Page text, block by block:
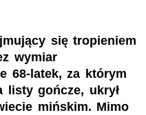
się tropieniem
wymiar
68-latek, za którym
listy gończe, ukrył
mińskim. Mimo